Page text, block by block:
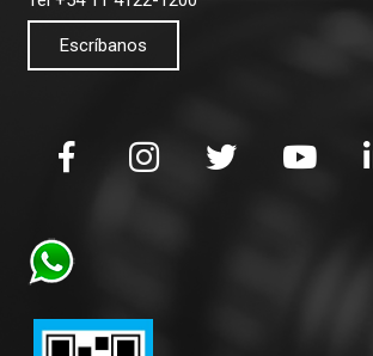
Escríbanos